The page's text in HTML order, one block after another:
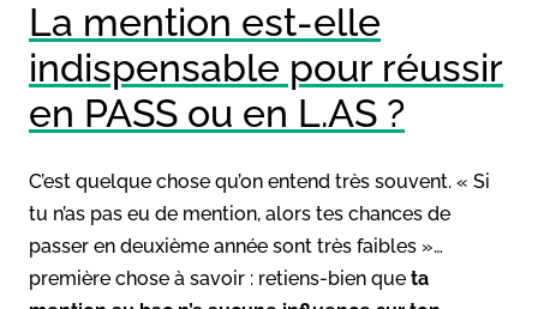
La mention est-elle
indispensable pour réussir
en PASS ou en L.AS ?
C’est quelque chose qu’on entend très souvent. « Si
tu n’as pas eu de mention, alors tes chances de
passer en deuxième année sont très faibles »…
première chose à savoir : retiens-bien que ta